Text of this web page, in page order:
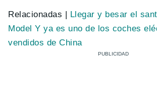
Relacionadas | Llegar y besar el
Model Y ya es uno de los coches
vendidos de China